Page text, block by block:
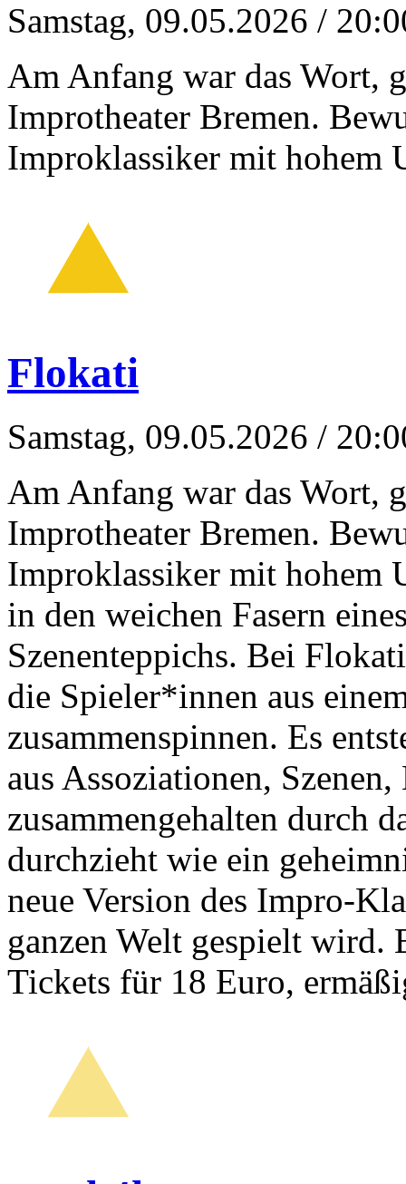
Samstag, 09.05.2026 /
Am Anfang war das Wort,
Improtheater Bremen.
Improklassiker mit hohem
Flokati
Samstag, 09.05.2026 /
Am Anfang war das Wort,
Improtheater Bremen.
Improklassiker mit hohem
in den weichen Fasern
Szenenteppichs. Bei
die Spieler*innen aus
zusammenspinnen. Es
aus Assoziationen,
zusammengehalten durch
durchzieht wie ein
neue Version des Impro-
ganzen Welt gespielt wird.
Tickets für 18 Euro,